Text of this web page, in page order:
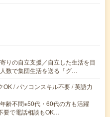
りの自立支援／自立した生活を目
数で集団生活を送る「グ…
OK / パソコンスキル不要 / 英語力
齢不問※50代・60代の方も活躍
要で電話相談もOK…